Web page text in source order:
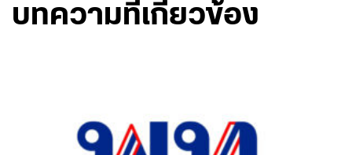
บทความที่เกี่ยวข้อง